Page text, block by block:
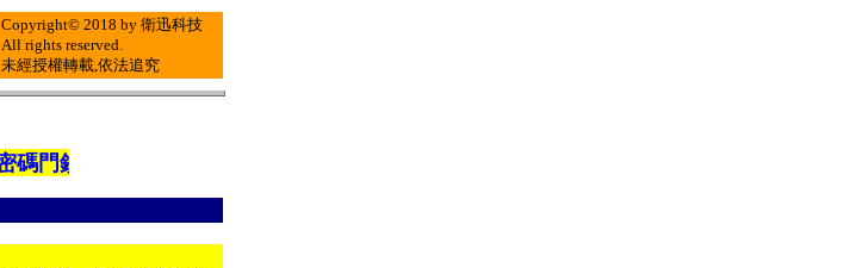
Copyright© 2018 by 衛迅科技
All rights reserved.
未經授權轉載,依法追究
/感應卡片門鎖/指紋門鎖"皆免配線安裝.....不破壞裝潢....任何現有門板皆可安裝.....